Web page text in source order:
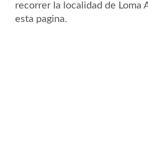
recorrer la localidad de Loma
esta pagina.